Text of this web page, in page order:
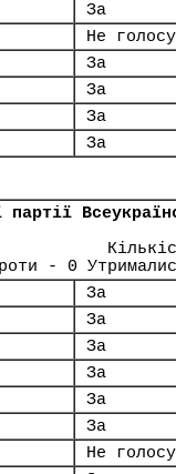
За
Не
За
За
За
За
партії
- 0
За
За
За
За
За
За
Не